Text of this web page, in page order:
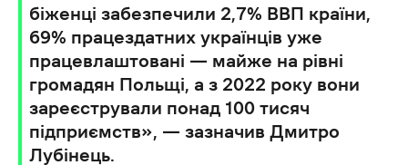
біженці забезпечили 2,7% ВВП країни,
69% працездатних українців уже
працевлаштовані — майже на рівні
громадян Польщі, а з 2022 року вони
зареєстрували понад 100 тисяч
підприємств», — зазначив Дмитро
Лубінець.